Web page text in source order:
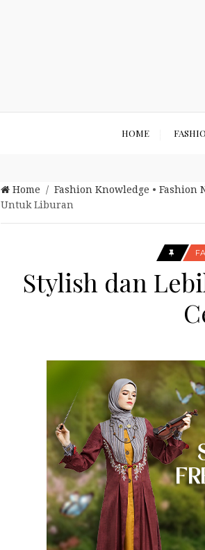
HOME
Home / Fashion Knowledge • Fashion
Untuk Liburan
Stylish dan